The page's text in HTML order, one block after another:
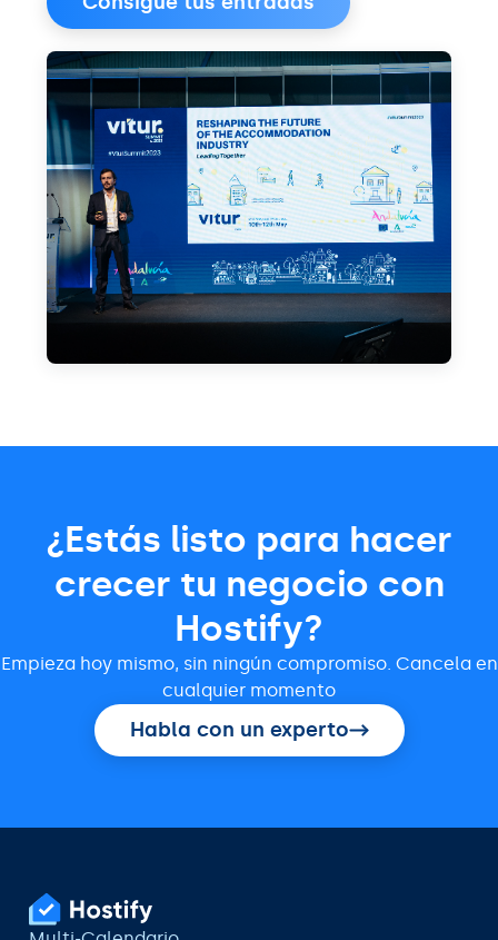
¿Estás listo para hacer
crecer tu negocio con
Hostify?
Empieza hoy mismo, sin ningún compromiso. Cancela en
cualquier momento
Habla con un experto